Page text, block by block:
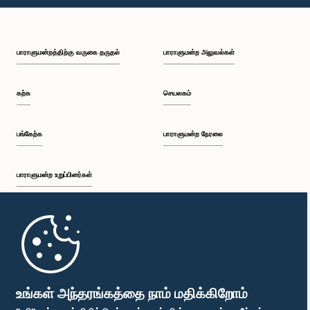
உங்கள் அந்தரங்கத்தை நாம் மதிக்கிறோம்
பி.ப. 1:46 - பி.ப. 1:59
பி.ப. 2:11 - பி.ப. 2:19
பி.ப. 2:29 - பி.ப. 2:35
பாராளுமன்றத்திற்கு வருகை தருதல்
கற்க
பங்கேற்க
பாராளுமன்ற உறுப்பினர்கள்
முதற்பக்கம்
பாராளுமன்ற அலுவல்கள்
செயலகம்
பாராளுமன்ற நேரலை
பாராளுமன்ற கையடக்க செயலி